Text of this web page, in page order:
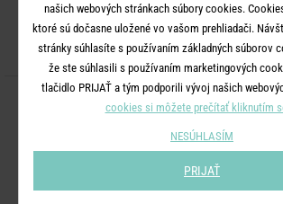
LIMO
našich webových stránkach súbory cookies.
ktoré sú dočasne uložené vo vašom prehliadači.
stránky súhlasíte s používaním základných súborov
že ste súhlasili s používaním marketingových
tlačidlo PRIJAŤ a tým podporili vývoj našich
cookies si môžete prečítať kliknutím
NESÚHLASÍM
PRIJAŤ